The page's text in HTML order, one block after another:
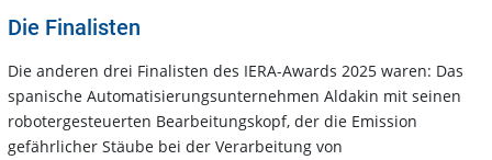
Die Finalisten
Die anderen drei Finalisten des IERA-Awards 2025 waren: Das
spanische Automatisierungsunternehmen Aldakin mit seinen
robotergesteuerten Bearbeitungskopf, der die Emission
gefährlicher Stäube bei der Verarbeitung von